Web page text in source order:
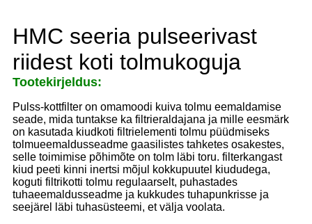
HMC seeria pulseerivast
riidest koti tolmukoguja
Tootekirjeldus:
Pulss-kottfilter on omamoodi kuiva tolmu eemaldamise
seade, mida tuntakse ka filtrieraldajana ja mille eesmärk
on kasutada kiudkoti filtrielementi tolmu püüdmiseks
tolmueemaldusseadme gaasilistes tahketes osakestes,
selle toimimise põhimõte on tolm läbi toru. filterkangast
kiud peeti kinni inertsi mõjul kokkupuutel kiududega,
koguti filtrikotti tolmu regulaarselt, puhastades
tuhaeemaldusseadme ja kukkudes tuhapunkrisse ja
seejärel läbi tuhasüsteemi, et välja voolata.